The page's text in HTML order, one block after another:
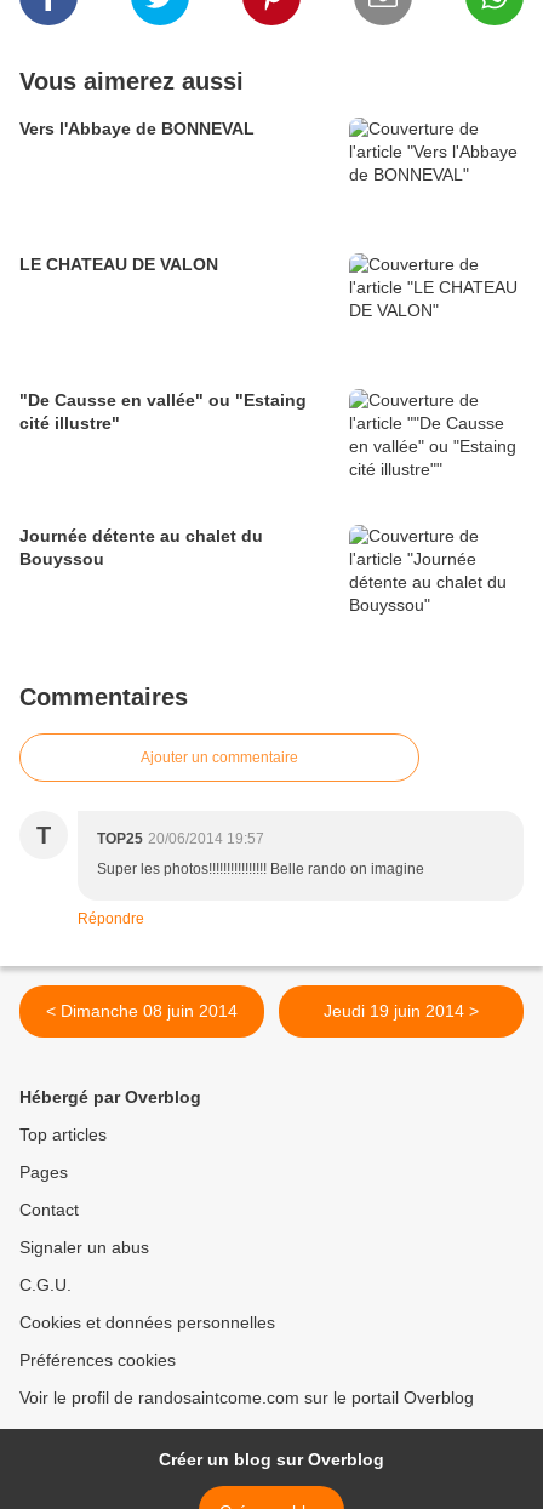
Vous aimerez aussi
Vers l'Abbaye de BONNEVAL
LE CHATEAU DE VALON
"De Causse en vallée" ou "Estaing
cité illustre"
Journée détente au chalet du
Bouyssou
Commentaires
Ajouter un commentaire
T TOP25 20/06/2014 19:57
Super les photos!!!!!!!!!!!!!!!! Belle rando on imagine
Répondre
< Dimanche 08 juin 2014 Jeudi 19 juin 2014 >
Hébergé par Overblog
Top articles
Pages
Contact
Signaler un abus
C.G.U.
Cookies et données personnelles
Préférences cookies
Voir le profil de randosaintcome.com sur le portail Overblog
Créer un blog sur Overblog